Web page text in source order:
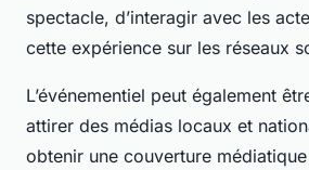
spectacle, d’interagir avec les
cette expérience sur les réseaux
L’événementiel peut également
attirer des médias locaux et
obtenir une couverture